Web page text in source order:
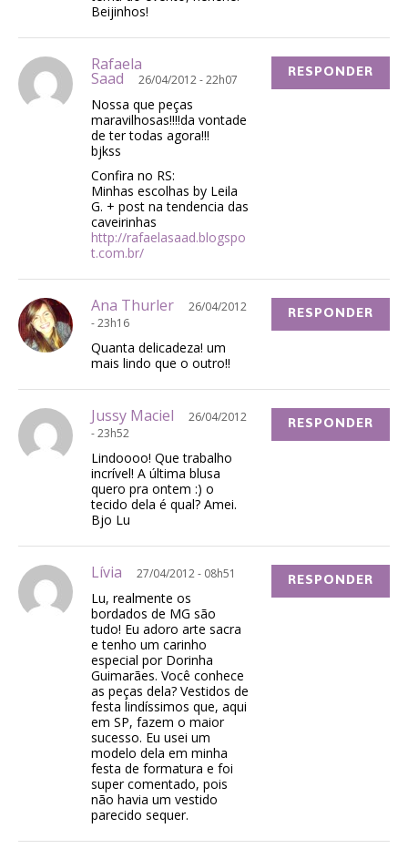
Beijinhos!
Rafaela
Saad 26/04/2012 - 22h07
Nossa que peças
maravilhosas!!!!da vontade
de ter todas agora!!!
bjkss
Confira no RS:
Minhas escolhas by Leila
G. + post na tendencia das
caveirinhas
http://rafaelasaad.blogspo
t.com.br/
RESPONDER
Ana Thurler
26/04/2012
- 23h16
Quanta delicadeza! um
mais lindo que o outro!!
RESPONDER
Jussy Maciel
26/04/2012
- 23h52
Lindoooo! Que trabalho
incrível! A última blusa
quero pra ontem :) o
tecido dela é qual? Amei.
Bjo Lu
RESPONDER
Lívia 27/04/2012 - 08h51
Lu, realmente os
bordados de MG são
tudo! Eu adoro arte sacra
e tenho um carinho
especial por Dorinha
Guimarães. Você conhece
as peças dela? Vestidos de
festa lindíssimos que, aqui
em SP, fazem o maior
sucesso. Eu usei um
modelo dela em minha
festa de formatura e foi
super comentado, pois
não havia um vestido
parecido sequer.
RESPONDER